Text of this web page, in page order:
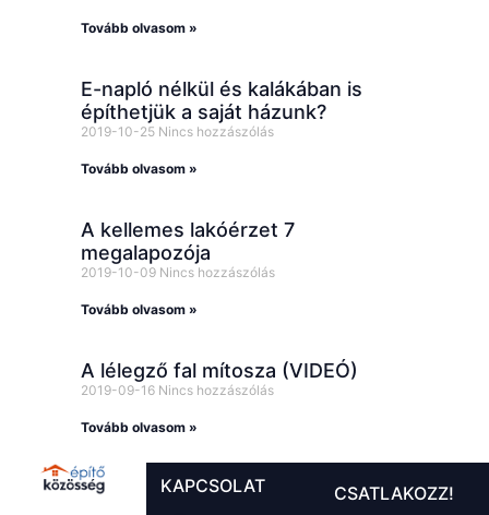
Tovább olvasom »
E-napló nélkül és kalákában is
építhetjük a saját házunk?
2019-10-25 Nincs hozzászólás
Tovább olvasom »
A kellemes lakóérzet 7
megalapozója
2019-10-09 Nincs hozzászólás
Tovább olvasom »
A lélegző fal mítosza (VIDEÓ)
2019-09-16 Nincs hozzászólás
Tovább olvasom »
KAPCSOLAT CSATLAKOZZ!